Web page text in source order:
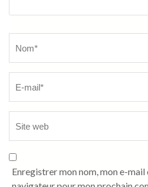
Enregistrer mon nom, mon e-mail